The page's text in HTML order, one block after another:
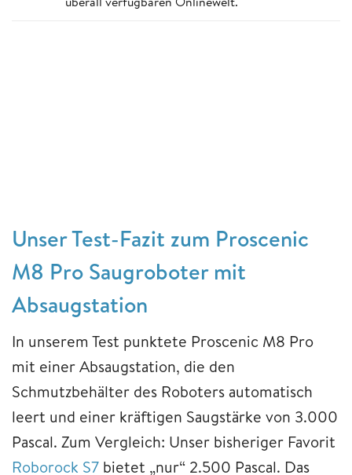
Unser Test-Fazit zum Proscenic
M8 Pro Saugroboter mit
Absaugstation
In unserem Test punktete Proscenic M8 Pro
mit einer Absaugstation, die den
Schmutzbehälter des Roboters automatisch
leert und einer kräftigen Saugstärke von 3.000
Pascal. Zum Vergleich: Unser bisheriger Favorit
Roborock S7 bietet „nur“ 2.500 Pascal. Das